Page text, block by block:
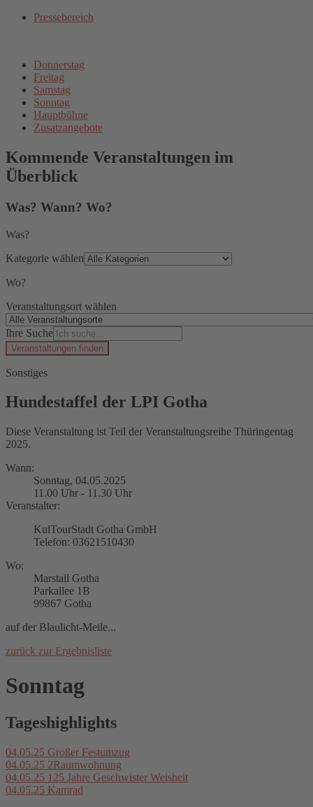
Pressebereich
Donnerstag
Freitag
Samstag
Sonntag
Hauptbühne
Zusatzangebote
Kommende Veranstaltungen im
Überblick
Was? Wann? Wo?
Was?
Kategorie wählen
Wo?
Veranstaltungsort wählen
Ihre Suche
Veranstaltungen finden
Sonstiges
Hundestaffel der LPI Gotha
Diese Veranstaltung ist Teil der Veranstaltungsreihe Thüringentag
2025.
Wann:
Sonntag, 04.05.2025
11.00 Uhr - 11.30 Uhr
Veranstalter:
KulTourStadt Gotha GmbH
Telefon: 03621510430
Wo:
Marstall Gotha
Parkallee 1B
99867 Gotha
auf der Blaulicht-Meile...
zurück zur Ergebnisliste
Sonntag
Tageshighlights
04.05.25 Großer Festumzug
04.05.25 2Raumwohnung
04.05.25 125 Jahre Geschwister Weisheit
04.05.25 Kamrad